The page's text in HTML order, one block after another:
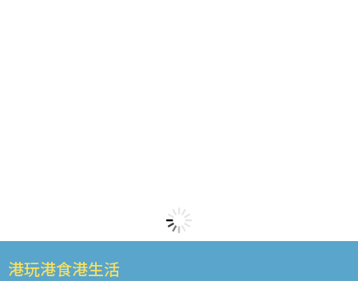
港玩港食港生活